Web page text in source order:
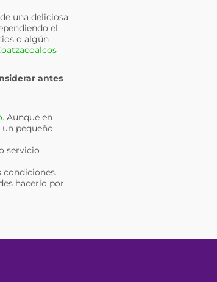
una deliciosa
el
o algún
antes
. Aunque en
pequeño
servicio
condiciones.
hacerlo por